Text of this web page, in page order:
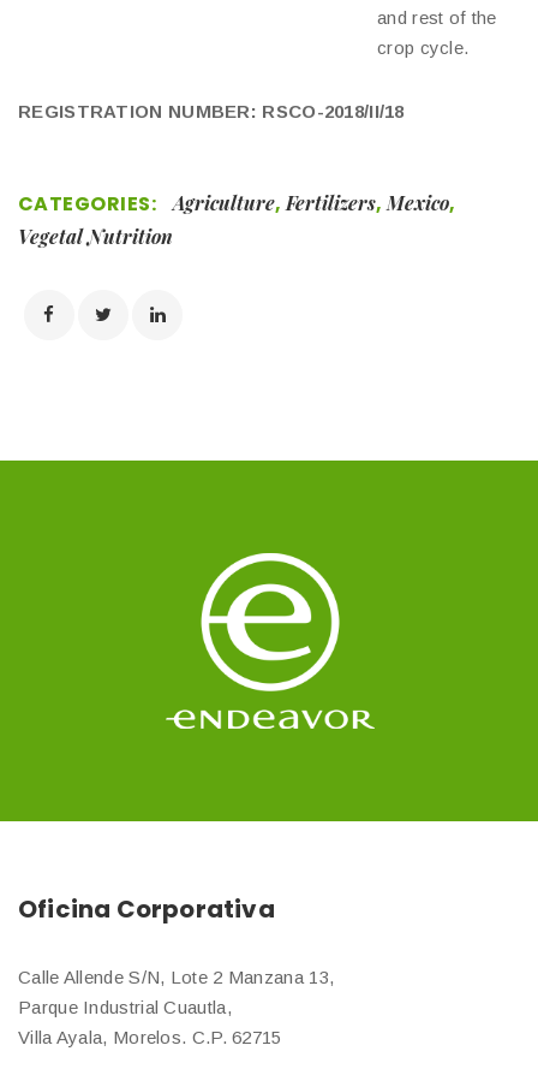
and rest of the
crop cycle.
REGISTRATION NUMBER: RSCO-2018/II/18
CATEGORIES: Agriculture,Fertilizers,Mexico,
Vegetal Nutrition
Oficina Corporativa
Calle Allende S/N, Lote 2 Manzana 13,
Parque Industrial Cuautla,
Villa Ayala, Morelos. C.P. 62715